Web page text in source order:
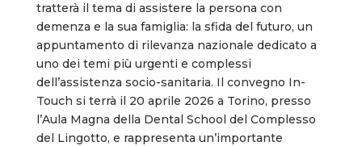
tratterà il tema di assistere la persona con
demenza e la sua famiglia: la sfida del futuro, un
appuntamento di rilevanza nazionale dedicato a
uno dei temi più urgenti e complessi
dell’assistenza socio-sanitaria. Il convegno In-
Touch si terrà il 20 aprile 2026 a Torino, presso
l’Aula Magna della Dental School del Complesso
del Lingotto, e rappresenta un’importante